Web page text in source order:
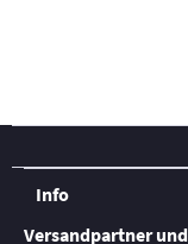
Info
Versandpartner